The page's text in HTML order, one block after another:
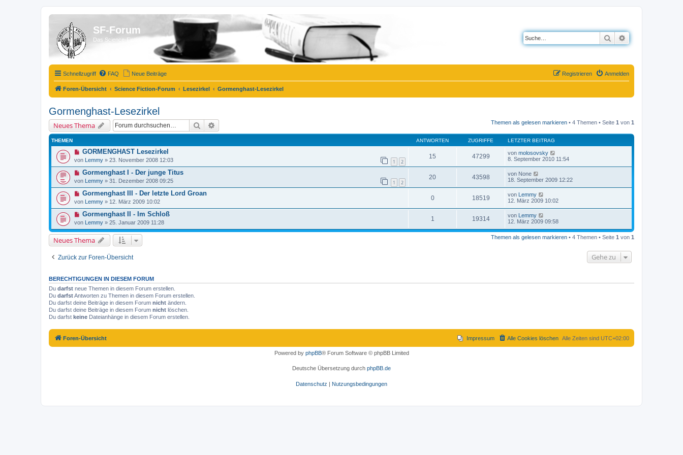
SF-Forum
Das Science-Fiction-Forum! Suche
Schnellzugriff FAQ Neue Beiträge Anmelden
Registrieren
Foren-Übersicht Science Fiction-Forum Lesezirkel Gormenghast-Lesezirkel
Gormenghast-Lesezirkel
Neues Thema Suche Themen als gelesen markieren • 4 Themen • Seite 1 von 1
THEMEN ANTWORTEN ZUGRIFFE LETZTER BEITRAG
GORMENGHAST Lesezirkel
von Lemmy » 23. November 2008 12:03 1 2
15 47299 von molosovsky
8. September 2010 11:54
Gormenghast I - Der junge Titus
von Lemmy » 31. Dezember 2008 09:25 1 2
20 43598 von None
18. September 2009 12:22
Gormenghast III - Der letzte Lord Groan
von Lemmy » 12. März 2009 10:02
0 18519 von Lemmy
12. März 2009 10:02
Gormenghast II - Im Schloß
von Lemmy » 25. Januar 2009 11:28
1 19314 von Lemmy
12. März 2009 09:58
Neues Thema Themen als gelesen markieren • 4 Themen • Seite 1 von 1
Zurück zur Foren-Übersicht Gehe zu
BERECHTIGUNGEN IN DIESEM FORUM
Du darfst neue Themen in diesem Forum erstellen.
Du darfstAntworten zu Themen in diesem Forum erstellen.
Du darfst deine Beiträge in diesem Forum nicht ändern.
Du darfst deine Beiträge in diesem Forum nicht löschen.
Du darfst keine Dateianhänge in diesem Forum erstellen.
Foren-Übersicht Alle Zeiten sind UTC+02:00
Alle Cookies löschen
Impressum
Powered by phpBB® Forum Software © phpBB Limited
Deutsche Übersetzung durch phpBB.de
Datenschutz | Nutzungsbedingungen